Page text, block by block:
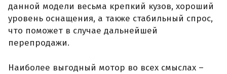
данной модели весьма крепкий кузов, хороший
уровень оснащения, а также стабильный спрос,
что поможет в случае дальнейшей
перепродажи.
Наиболее выгодный мотор во всех смыслах –